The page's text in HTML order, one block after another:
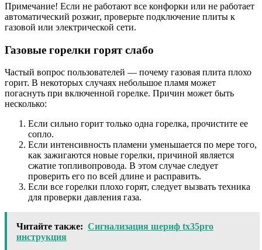
Примечание! Если не работают все конфорки или не работает
автоматический розжиг, проверьте подключение плиты к
газовой или электрической сети.
Газовые горелки горят слабо
Частый вопрос пользователей — почему газовая плита плохо
горит. В некоторых случаях небольшое пламя может
погаснуть при включенной горелке. Причин может быть
несколько:
Если сильно горит только одна горелка, прочистите ее
сопло.
Если интенсивность пламени уменьшается по мере того,
как зажигаются новые горелки, причиной является
сжатие топливопровода. В этом случае следует
проверить его по всей длине и расправить.
Если все горелки плохо горят, следует вызвать техника
для проверки давления газа.
Читайте также: Сигнализация шериф tx35pro
инструкция